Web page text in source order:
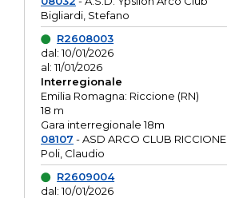
Bigliardi, Stefano
R2608003
dal: 10/01/2026
al: 11/01/2026
Interregionale
Emilia Romagna: Riccione (RN)
18 m
Gara interregionale 18m
08107 - ASD ARCO CLUB RICCIONE
Poli, Claudio
R2609004
dal: 10/01/2026